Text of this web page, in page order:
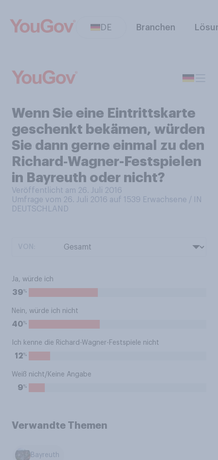
DE Branchen
Wenn Sie eine Eintrittskarte
geschenkt bekämen, würden
Sie dann gerne einmal zu den
Richard‑Wagner-Festspielen
in Bayreuth oder nicht?
Veröffentlicht am 26. Juli 2016
Umfrage vom 26. Juli 2016 auf 1539 Erwachsene / IN
DEUTSCHLAND
Ja, würde ich
39%
Nein, würde ich nicht
40%
Ich kenne die Richard-Wagner-Festspiele nicht
12%
Weiß nicht/Keine Angabe
9%
Verwandte Themen
Bayreuth